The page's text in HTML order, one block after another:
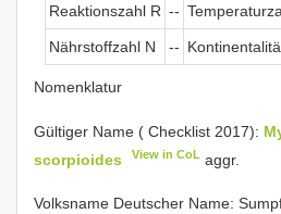
Reaktionszahl R --
Nährstoffzahl N --
Nomenklatur
Gültiger Name ( Checklist 2017):
scorpioides
View in CoL aggr.
Volksname Deutscher Name: